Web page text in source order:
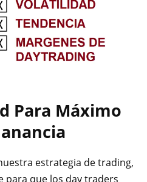
Para Máximo
estrategia de trading,
para que los day traders